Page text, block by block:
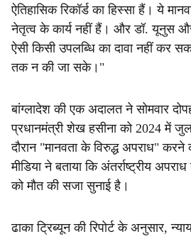
ऐतिहासिक रिकॉर्ड का हिस्सा हैं। ये
नेतृत्व के कार्य नहीं हैं। और डॉ. यूनुस
ऐसी किसी उपलब्धि का दावा नहीं कर
तक न की जा सके।"
बांग्लादेश की एक अदालत ने सोमवार
प्रधानमंत्री शेख हसीना को 2024 में
दौरान "मानवता के विरुद्ध अपराध" करने
मीडिया ने बताया कि अंतर्राष्ट्रीय
को मौत की सजा सुनाई है।
ढाका ट्रिब्यून की रिपोर्ट के अनुसार,